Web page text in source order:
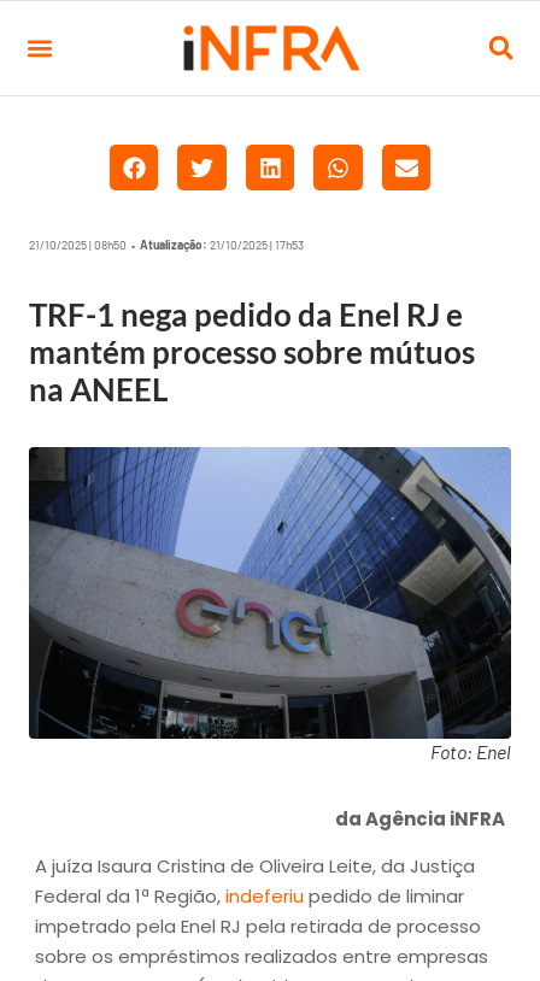
21/10/2025 | 08h50 • Atualização: 21/10/2025 | 17h53
TRF-1 nega pedido da Enel RJ e
mantém processo sobre mútuos
na ANEEL
Foto: Enel
da Agência iNFRA
A juíza Isaura Cristina de Oliveira Leite, da Justiça
Federal da 1ª Região,indeferiupedido de liminar
impetrado pela Enel RJ pela retirada de processo
sobre os empréstimos realizados entre empresas